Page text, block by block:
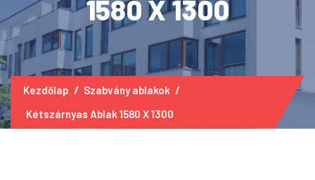
1580 X 1300
Kezdőlap
Szabvány ablakok
Kétszárnyas Ablak 1580 X 1300